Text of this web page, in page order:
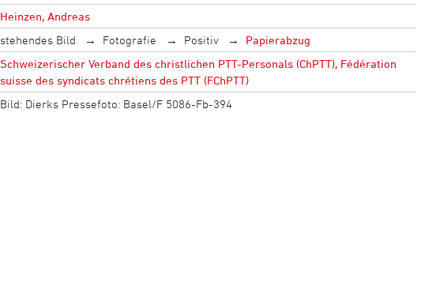
Heinzen, Andreas
stehendes Bild Fotografie Positiv
Papierabzug
Schweizerischer Verband des christlichen PTT-Personals (ChPTT), Fédération
suisse des syndicats chrétiens des PTT (FChPTT)
Bild: Dierks Pressefoto: Basel/F 5086-Fb-394